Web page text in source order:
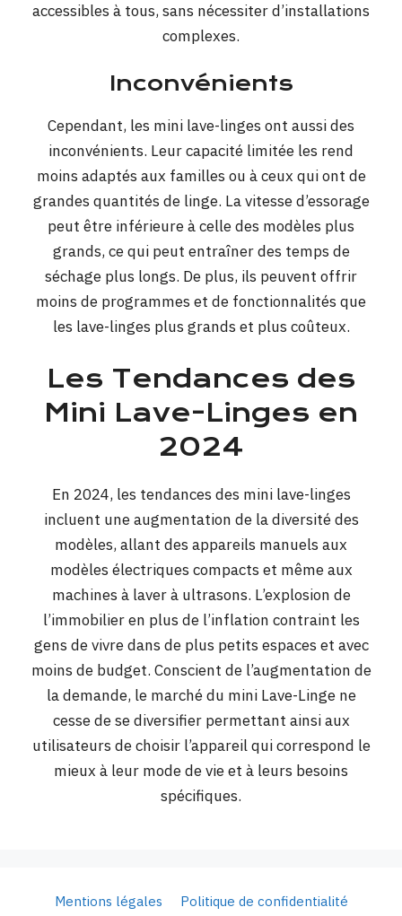
accessibles à tous, sans nécessiter d’installations
complexes.
Inconvénients
Cependant, les mini lave-linges ont aussi des
inconvénients. Leur capacité limitée les rend
moins adaptés aux familles ou à ceux qui ont de
grandes quantités de linge. La vitesse d’essorage
peut être inférieure à celle des modèles plus
grands, ce qui peut entraîner des temps de
séchage plus longs. De plus, ils peuvent offrir
moins de programmes et de fonctionnalités que
les lave-linges plus grands et plus coûteux.
Les Tendances des
Mini Lave-Linges en
2024
En 2024, les tendances des mini lave-linges
incluent une augmentation de la diversité des
modèles, allant des appareils manuels aux
modèles électriques compacts et même aux
machines à laver à ultrasons. L’explosion de
l’immobilier en plus de l’inflation contraint les
gens de vivre dans de plus petits espaces et avec
moins de budget. Conscient de l’augmentation de
la demande, le marché du mini Lave-Linge ne
cesse de se diversifier permettant ainsi aux
utilisateurs de choisir l’appareil qui correspond le
mieux à leur mode de vie et à leurs besoins
spécifiques.
Mentions légales Politique de confidentialité